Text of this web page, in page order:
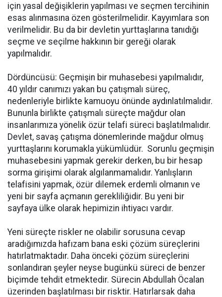
için yasal değişiklerin yapılması ve seçmen tercihinin
esas alınmasına özen gösterilmelidir. Kayyımlara son
verilmelidir. Bu da bir devletin yurttaşlarına tanıdığı
seçme ve seçilme hakkının bir gereği olarak
yapılmalıdır.
Dördüncüsü: Geçmişin bir muhasebesi yapılmalıdır,
40 yıldır canımızı yakan bu çatışmalı süreç,
nedenleriyle birlikte kamuoyu önünde aydınlatılmalıdır.
Bununla birlikte çatışmalı süreçte mağdur olan
insanlarımıza yönelik özür telafi süreci başlatılmalıdır.
Devlet, savaş çatışma dönemlerinde mağdur olmuş
yurttaşlarını korumakla yükümlüdür. Sorunlu geçmişin
muhasebesini yapmak gerekir derken, bu bir hesap
sorma girişimi olarak algılanmamalıdır. Yanlışların
telafisini yapmak, özür dilemek erdemli olmanın ve
yeni bir sayfa açmanın gerekliliğidir. Bu yeni bir
sayfaya ülke olarak hepimizin ihtiyacı vardır.
Yeni süreçte riskler ne olabilir sorusuna cevap
aradığımızda hafızam bana eski çözüm süreçlerini
hatırlatmaktadır. Daha önceki çözüm süreçlerini
sonlandıran şeyler neyse bugünkü süreci de benzer
biçimde tehdit etmektedir. Sürecin Abdullah Öcalan
üzerinden başlatılması bir risktir. Hatırlarsak daha